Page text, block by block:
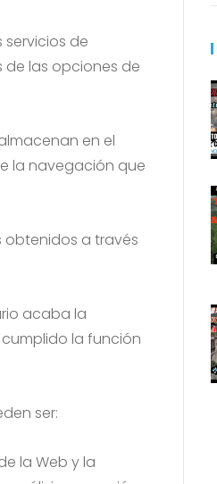
de
de las opciones de
en el
la navegación que
obtenidos a través
acaba la
la función
ser:
la Web y la